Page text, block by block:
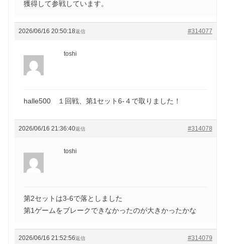
獲得して参戦しています。
2026/06/16 20:50:18 #314077
返信
toshi
halle500 １回戦、第1セット6-４で取りました！
2026/06/16 21:36:40 #314078
返信
toshi
第2セットは3-6で落としました
第1ゲームをブレークできなかったのが大きかったかな
2026/06/16 21:52:56 #314079
返信